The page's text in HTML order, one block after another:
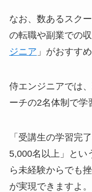
なお、数あるスク
の転職や副業での
ジニア 」がおすすめ
侍エンジニアでは
ーチの2名体制で学
「受講生の学習完
5,000名以上」とい
ら未経験からでも
が実現できますよ。